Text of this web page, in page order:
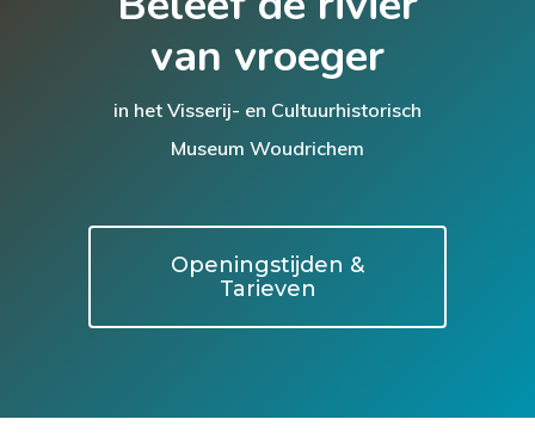
van vroeger
in het Visserij- en Cultuurhistorisch
Museum Woudrichem
Openingstijden &
Tarieven